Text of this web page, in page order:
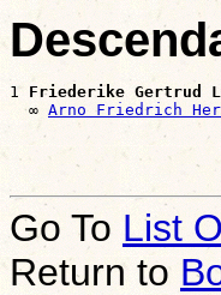
1 Friederike Gertrud
  ∞
Arno Friedrich
Go To List
Return to